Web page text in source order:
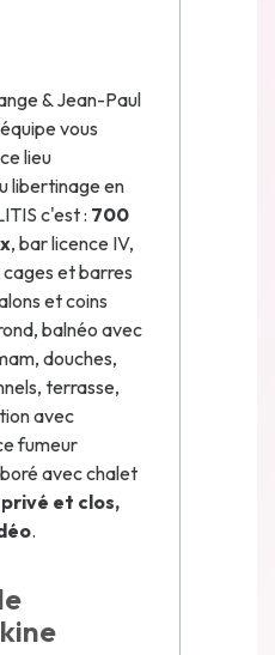
& Jean-Paul
vous
lieu
libertinage en
c'est : 700
, bar licence IV,
et barres
et coins
balnéo avec
douches,
terrasse,
avec
fumeur
avec chalet
et clos,
.